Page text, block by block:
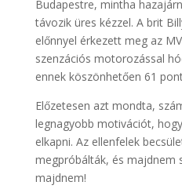
Budapestre, mintha
távozik üres kézzel. A brit
előnnyel érkezett meg az
szenzációs motorozással
ennek köszönhetően 61
Előzetesen azt mondta,
legnagyobb motivációt,
elkapni. Az ellenfelek
megpróbálták, és majdnem
majdnem!